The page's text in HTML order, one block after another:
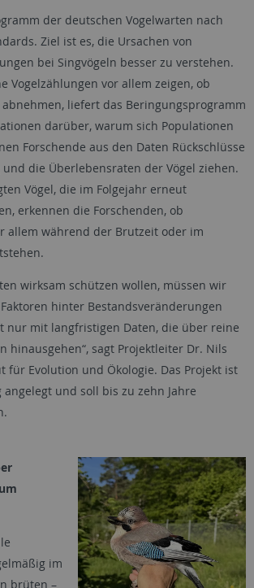
der deutschen Vogelwarten nach
Ziel ist es, die Ursachen von
bei Singvögeln besser zu verstehen.
Vogelzählungen vor allem zeigen, ob
liefert das Beringungsprogramm
darüber, warum sich Populationen
Forschende aus den Daten Rückschlüsse
die Überlebensraten der Vögel ziehen.
Vögel, die im Folgejahr erneut
erkennen die Forschenden, ob
allem während der Brutzeit oder im
wirksam schützen wollen, müssen wir
hinter Bestandsveränderungen
nur mit langfristigen Daten, die über reine
hinausgehen“, sagt Projektleiter Dr. Nils
für Evolution und Ökologie. Das Projekt ist
und soll bis zu zehn Jahre
im
brüten –